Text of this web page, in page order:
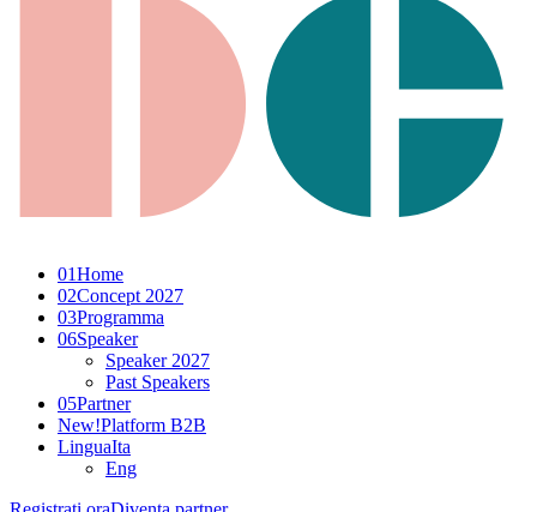
01Home
02Concept 2027
03Programma
06Speaker
Speaker 2027
Past Speakers
05Partner
New!Platform B2B
LinguaIta
Eng